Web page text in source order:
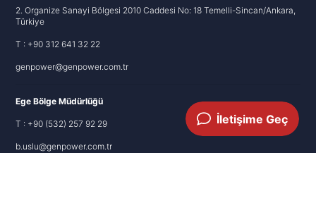
İletişime Geç
2. Organize Sanayi Bölgesi 2010 Caddesi No: 18 Temelli-Sincan/Ankara,
Türkiye
T : +90 312 641 32 22
genpower@genpower.com.tr
Ege Bölge Müdürlüğü
T : +90 (532) 257 92 29
b.uslu@genpower.com.tr